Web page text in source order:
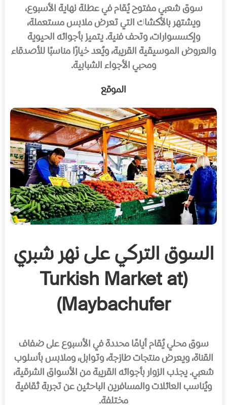
سوق شعبي مفتوح يُقام في عطلة نهاية الأسبوع،
ويشتهر بالأكشاك التي تعرض ملابس مستعملة،
وإكسسوارات، وتحف فنية. يتميز بأجوائه الحيوية
والعروض الموسيقية القريبة، ويُعد خيارًا مناسبًا للأصدقاء
ومحبي الأجواء الشبابية.
الموقع
السوق التركي على نهر شبري
(Turkish Market at
Maybachufer)
سوق محلي يُقام أيامًا محددة في الأسبوع على ضفاف
القناة، ويعرض منتجات طازجة، وتوابل، وملابس بأسلوب
شعبي. يجذب الزوار بأجوائه القريبة من الأسواق الشرقية،
ويُناسب العائلات والمسافرين الباحثين عن تجربة ثقافية
مختلفة.